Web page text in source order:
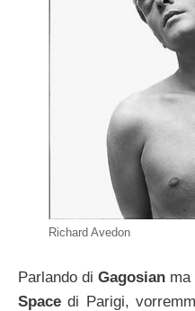
Richard Avedon
Parlando di Gagosian ma
Spacedi Parigi,